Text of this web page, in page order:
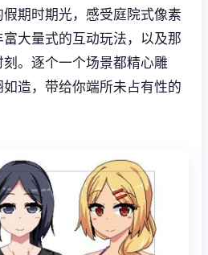
期时期光，感受庭院式像素
大量式的互动玩法，以及那
。逐个一个场景都精心雕
造，带给你端所未占有性的